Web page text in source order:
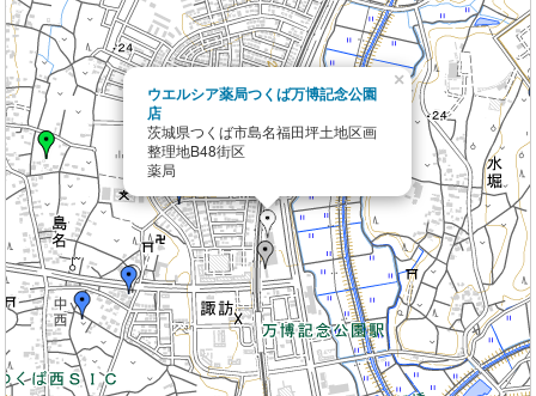
ウエルシア薬局つくば万博記念公園
店
茨城県つくば市島名福田坪土地区画
整理地B48街区
薬局
×